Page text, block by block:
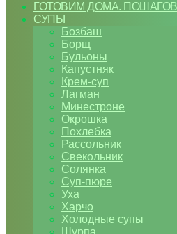
ГОТОВИМ ДОМА.
СУПЫ
Бозбаш
Борщ
Бульоны
Капустняк
Крем-суп
Лагман
Минестроне
Окрошка
Похлебка
Рассольник
Свекольник
Солянка
Суп-пюре
Уха
Харчо
Холодные супы
Шурпа